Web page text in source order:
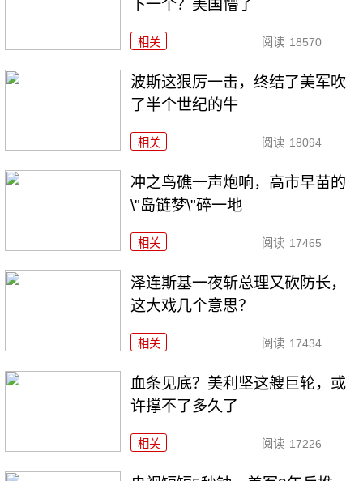
下一个？美国懵了
相关 阅读 18570
波斯这狠厉一击，终结了美军吹
了半个世纪的牛
相关 阅读 18094
冲之鸟礁一声炮响，高市早苗的
\"岛链梦\"碎一地
相关 阅读 17465
泽连斯基一夜斩总理又砍防长，
这大戏几个意思？
相关 阅读 17434
血条见底？美利坚这艘巨轮，或
许撑不了多久了
相关 阅读 17226